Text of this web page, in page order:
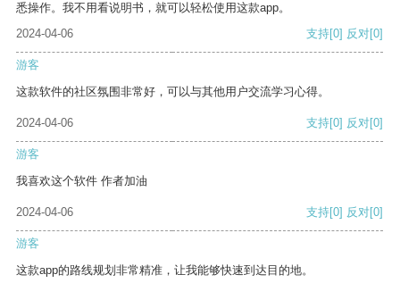
悉操作。我不用看说明书，就可以轻松使用这款app。
2024-04-06
支持[0] 反对[0]
游客
这款软件的社区氛围非常好，可以与其他用户交流学习心得。
2024-04-06 支持[0] 反对[0]
游客
我喜欢这个软件 作者加油
2024-04-06 支持[0] 反对[0]
游客
这款app的路线规划非常精准，让我能够快速到达目的地。